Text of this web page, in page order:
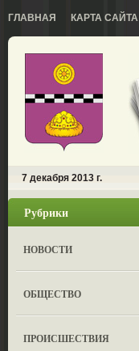
ГЛАВНАЯ КАРТА САЙТА
7 декабря 2013 г.
Рубрики
НОВОСТИ
ОБЩЕСТВО
ПРОИСШЕСТВИЯ